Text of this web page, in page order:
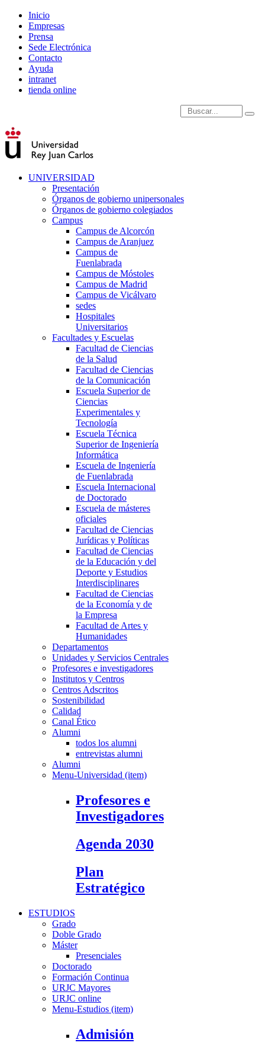
Inicio
Empresas
Prensa
Sede Electrónica
Contacto
Ayuda
intranet
tienda online
Introduce términos de
UNIVERSIDAD
Presentación
Órganos de gobierno unipersonales
Órganos de gobierno colegiados
Campus
Campus de Alcorcón
Campus de Aranjuez
Campus de
Fuenlabrada
Campus de Móstoles
Campus de Madrid
Campus de Vicálvaro
sedes
Hospitales
Universitarios
Facultades y Escuelas
Facultad de Ciencias
de la Salud
Facultad de Ciencias
de la Comunicación
Escuela Superior de
Ciencias
Experimentales y
Tecnología
Escuela Técnica
Superior de Ingeniería
Informática
Escuela de Ingeniería
de Fuenlabrada
Escuela Internacional
de Doctorado
Escuela de másteres
oficiales
Facultad de Ciencias
Jurídicas y Políticas
Facultad de Ciencias
de la Educación y del
Deporte y Estudios
Interdisciplinares
Facultad de Ciencias
de la Economía y de
la Empresa
Facultad de Artes y
Humanidades
Departamentos
Unidades y Servicios Centrales
Profesores e investigadores
Institutos y Centros
Centros Adscritos
Sostenibilidad
Calidad
Canal Ético
Alumni
todos los alumni
entrevistas alumni
Alumni
Menu-Universidad (item)
Profesores e
Investigadores
Agenda 2030
Plan
Estratégico
ESTUDIOS
Grado
Doble Grado
Máster
Presenciales
Doctorado
Formación Continua
URJC Mayores
URJC online
Menu-Estudios (item)
Admisión